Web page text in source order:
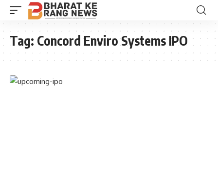
Tag: Concord Enviro Systems IPO